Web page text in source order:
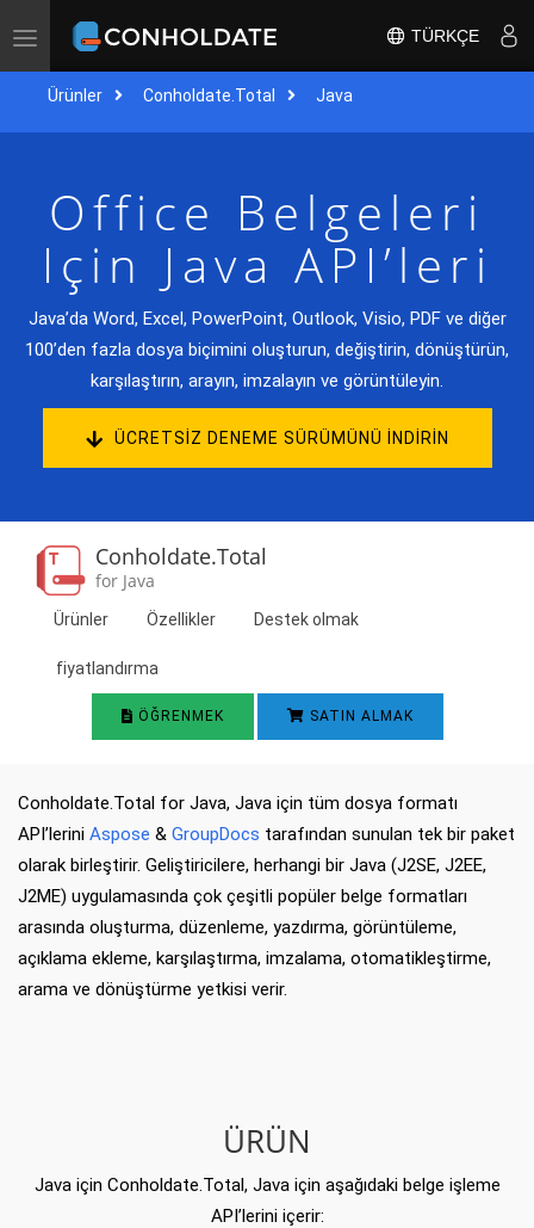
Gezinmeyi
TÜRKÇE
Ürünler Conholdate.Total Java
Office Belgeleri
Için Java API’leri
Java’da Word, Excel, PowerPoint, Outlook, Visio, PDF ve diğer
100’den fazla dosya biçimini oluşturun, değiştirin, dönüştürün,
karşılaştırın, arayın, imzalayın ve görüntüleyin.
ÜCRETSIZ DENEME SÜRÜMÜNÜ INDIRIN
Conholdate.Total
for Java
Ürünler Özellikler Destek olmak
fiyatlandırma
ÖĞRENMEK SATIN ALMAK
Conholdate.Total for Java, Java için tüm dosya formatı
API’lerini Aspose & GroupDocs tarafından sunulan tek bir paket
olarak birleştirir. Geliştiricilere, herhangi bir Java (J2SE, J2EE,
J2ME) uygulamasında çok çeşitli popüler belge formatları
arasında oluşturma, düzenleme, yazdırma, görüntüleme,
açıklama ekleme, karşılaştırma, imzalama, otomatikleştirme,
arama ve dönüştürme yetkisi verir.
ÜRÜN
Java için Conholdate.Total, Java için aşağıdaki belge işleme
API’lerini içerir: